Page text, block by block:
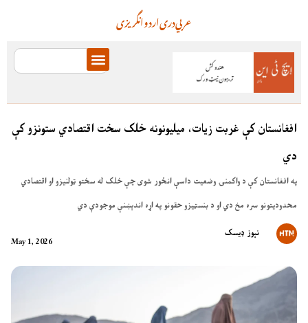
انگریزیاردودریعربي
افغانستان کې غربت زیات، میلیونونه خلک سخت اقتصادي ستونزو کې
دي
په افغانستان کې د واکمنۍ وضعیت داسې انځور شوی چې خلک له سختو ټولنیزو او اقتصادي
محدودیتونو سره مخ دي او د بنسټیزو حقونو په اړه اندېښنې موجودې دي
May 1, 2026
نېوز ډیسک